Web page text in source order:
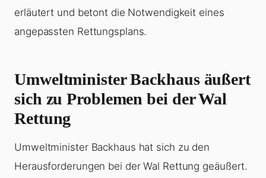
erläutert und betont die Notwendigkeit eines
angepassten Rettungsplans.
Umweltminister Backhaus äußert
sich zu Problemen bei der Wal
Rettung
Umweltminister Backhaus hat sich zu den
Herausforderungen bei der Wal Rettung geäußert.